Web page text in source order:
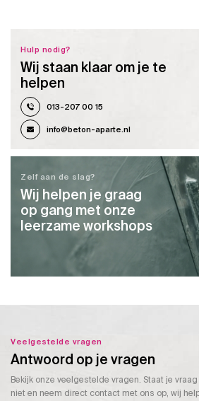
Hulp nodig?
Wij staan klaar om je te
helpen
013-207 00 15
info@beton-aparte.nl
Zelf aan de slag?
Wij helpen je graag
op gang met onze
leerzame workshops
Veelgestelde vragen
Antwoord op je vragen
Bekijk onze veelgestelde vragen. Staat je
niet en neem direct contact met ons op, wij